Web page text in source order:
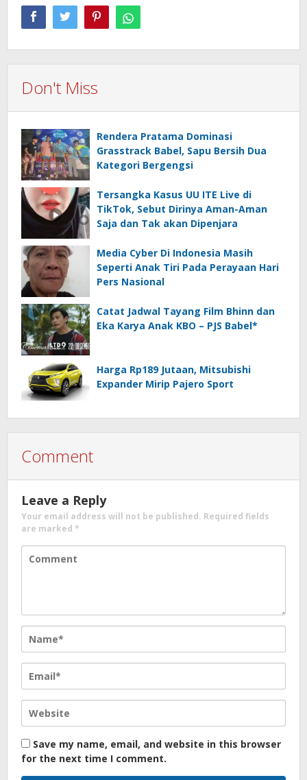
Don't Miss
Rendera Pratama Dominasi
Grasstrack Babel, Sapu Bersih Dua
Kategori Bergengsi
Tersangka Kasus UU ITE Live di
TikTok, Sebut Dirinya Aman-Aman
Saja dan Tak akan Dipenjara
Media Cyber Di Indonesia Masih
Seperti Anak Tiri Pada Perayaan Hari
Pers Nasional
Catat Jadwal Tayang Film Bhinn dan
Eka Karya Anak KBO – PJS Babel*
Harga Rp189 Jutaan, Mitsubishi
Expander Mirip Pajero Sport
Comment
Leave a Reply
Your email address will not be published. Required fields
are marked *
Save my name, email, and website in this browser
for the next time I comment.